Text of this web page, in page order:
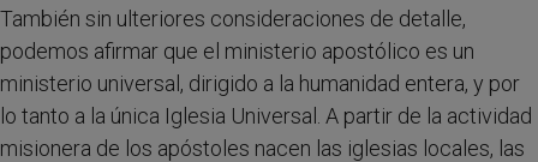
También sin ulteriores consideraciones de detalle,
podemos afirmar que el ministerio apostólico es un
ministerio universal, dirigido a la humanidad entera, y por
lo tanto a la única Iglesia Universal. A partir de la actividad
misionera de los apóstoles nacen las iglesias locales, las